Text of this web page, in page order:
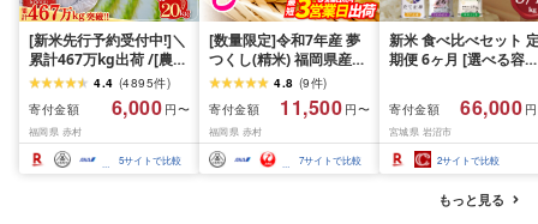
[新米先行予約受付中!]＼
累計467万kg出荷 /[農家
応援米]訳あり 令和7年産
令和8年産ふくきらり 夢
つくし 5kg 10kg 15kg
20kg [選べる品種・内容
量・出荷時期]複数原料
米 白米 精米 国産 限定
4.4 (4895件)
寄付金額
6,000 円〜
福岡県 赤村
5サイトで比較
[数量限定]令和7年産 夢
つくし(精米) 福岡県産ブ
ランド米 10kg (品
番:3X11R7)
4.8 (9件)
寄付金額
11,500 円〜
福岡県 赤村
7サイトで比較
新米 食べ比べセット
期便 6ヶ月 [選べる容
ん つきあかり つや姫
じのきらめき だて正夢
ひとめぼれ ササニシキ
セット 銘柄米 味比べ
リエーション お楽しみ
食味 毎日の食卓 毎月
わる 色々試せる 志賀
寄付金額 66,000
宮城県 岩沼市
2サイトで比較
もっと見る